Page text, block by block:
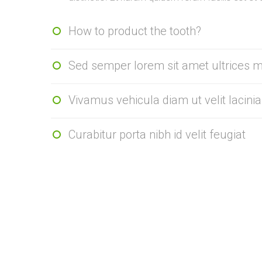
How to product the tooth?
Sed semper lorem sit amet ultrices
Vivamus vehicula diam ut velit lacinia
Curabitur porta nibh id velit feugiat